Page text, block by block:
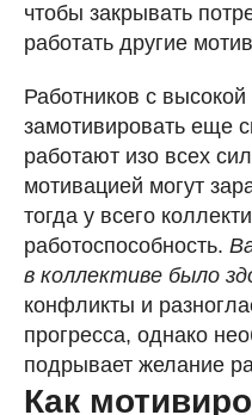
чтобы закрывать
работать другие
Работников с
замотивировать еще
работают изо всех
мотивацией могут
тогда у всего
работоспособность.
в коллективе было
конфликты и
прогресса, однако
подрывает желание
Как